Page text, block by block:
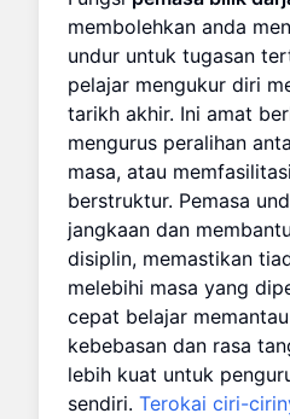
membolehkan anda
undur untuk tugasan
pelajar mengukur diri
tarikh akhir. Ini amat
mengurus peralihan
masa, atau
berstruktur. Pemasa
jangkaan dan
disiplin, memastikan
melebihi masa yang
cepat belajar
kebebasan dan rasa
lebih kuat untuk
sendiri. Terokai ciri-